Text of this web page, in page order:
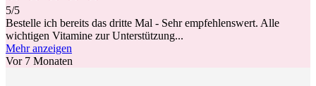
5/5
Bestelle ich bereits das dritte Mal - Sehr empfehlenswert. Alle
wichtigen Vitamine zur Unterstützung...
Mehr anzeigen
Vor 7 Monaten